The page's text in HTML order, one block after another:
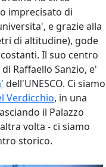
imprecisato di
e grazie alla
di altitudine), gode
Il suo centro
Raffaello Sanzio, e'
dell'UNESCO. Ci siamo
Verdicchio, in una
il Palazzo
volta - ci siamo
storico.